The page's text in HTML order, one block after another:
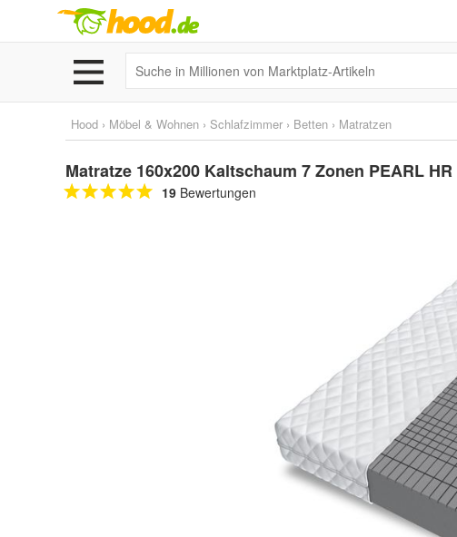
Hood › Möbel & Wohnen › Schlafzimmer › Betten › Matratzen
Matratze 160x200 Kaltschaum 7 Zonen PEARL
19 Bewertungen